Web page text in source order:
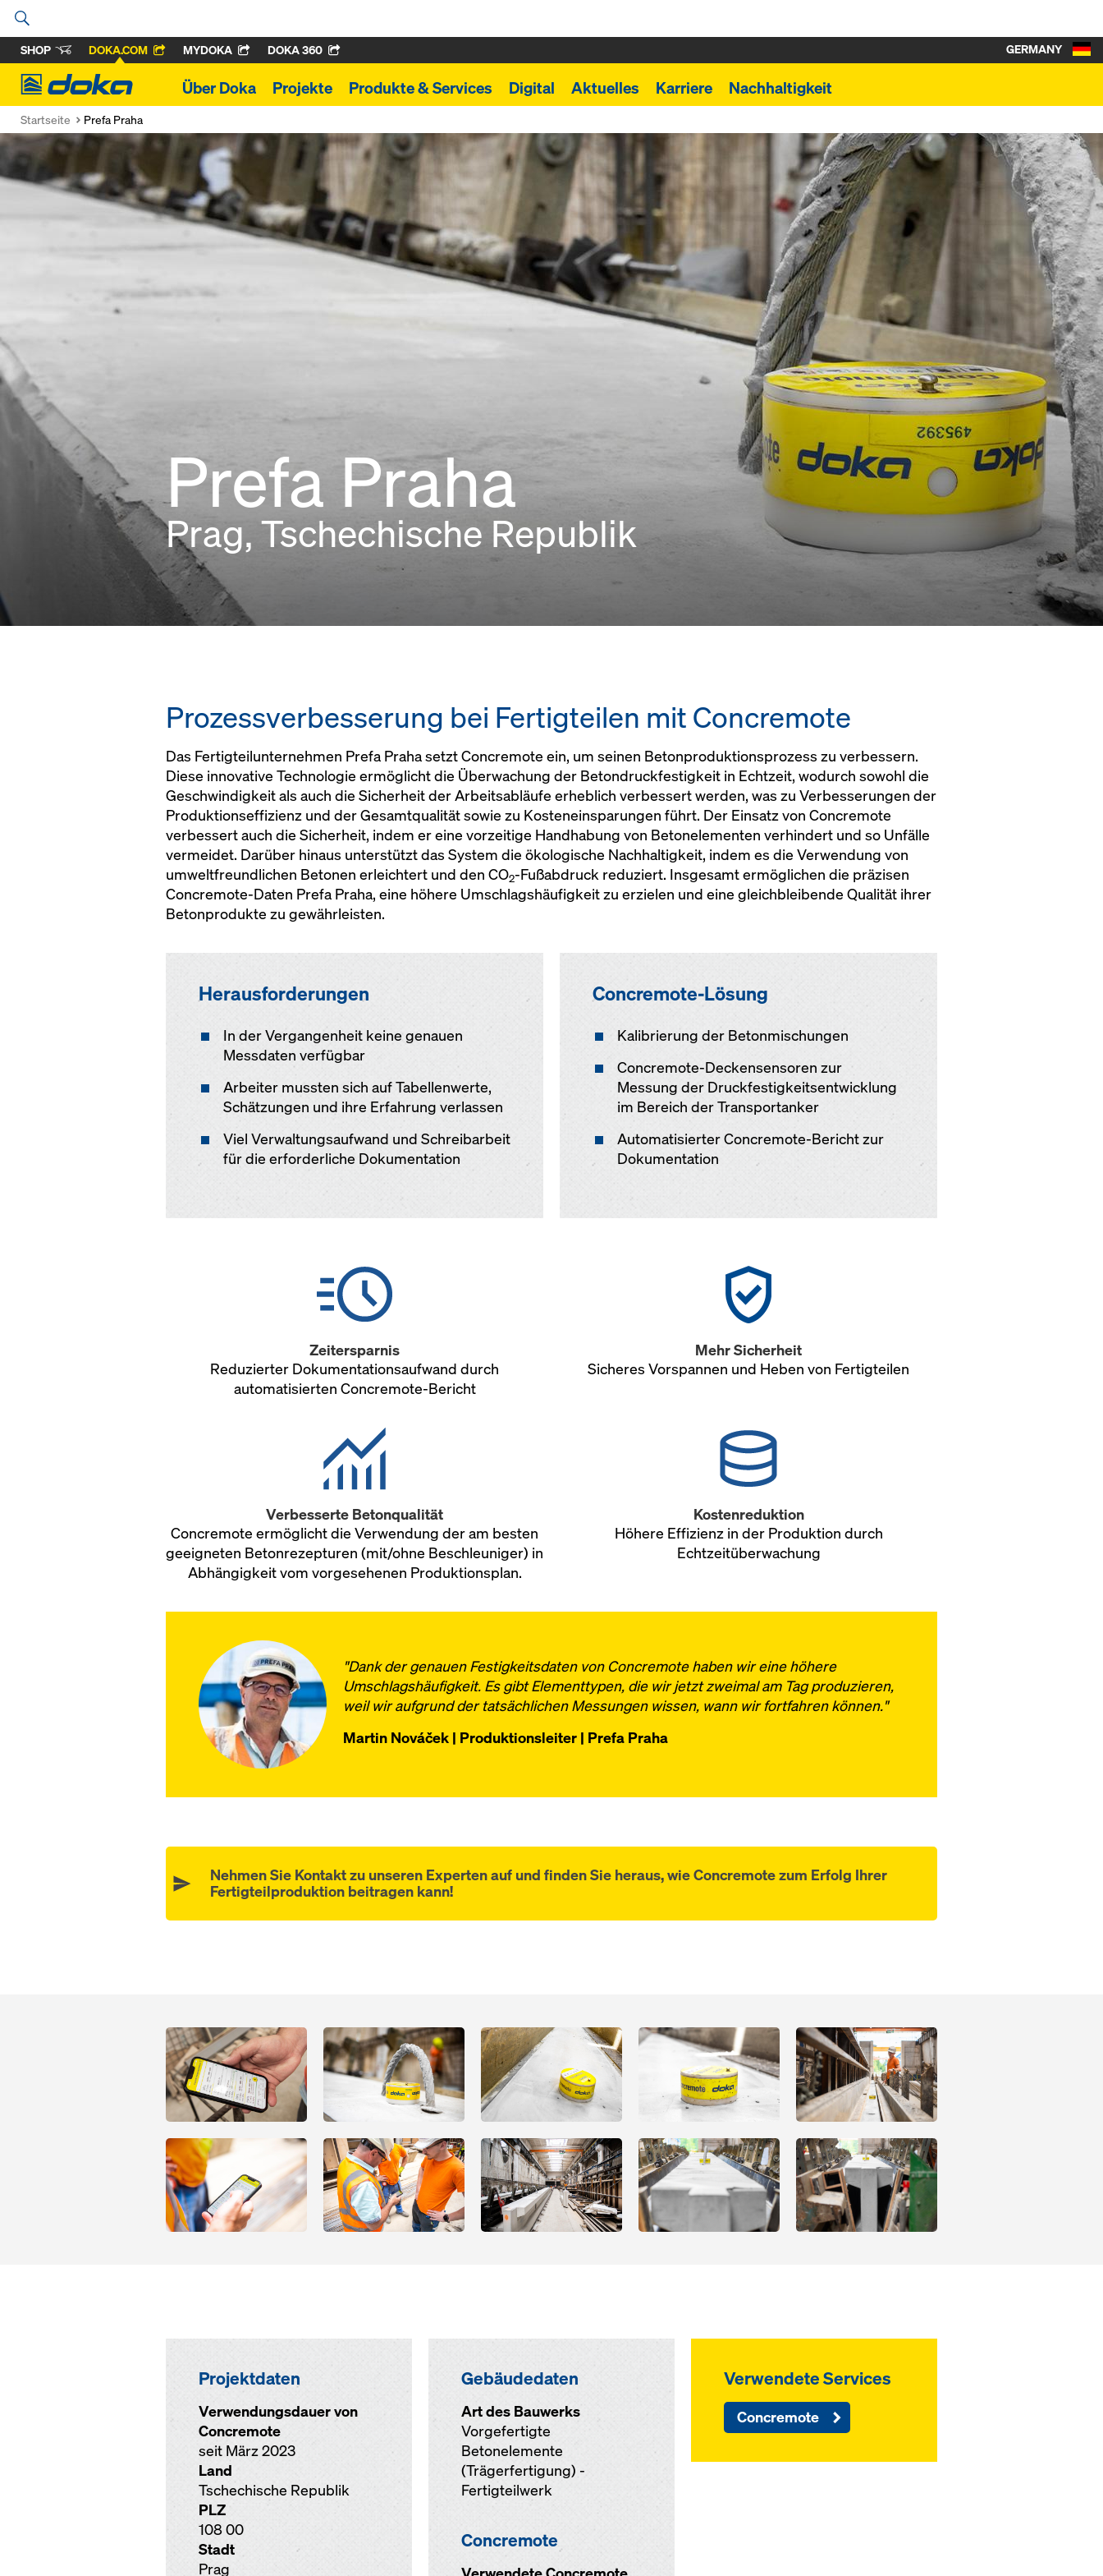
SHOP DOKA.COM MYDOKA DOKA 360
Doka
Über Doka Projekte Produkte & Services Digital Aktuelles Karriere Nachhaltigkeit
GERMANY
Startseite Prefa Praha
Prefa Praha
Prag, Tschechische Republik
Prozessverbesserung bei Fertigteilen mit Concremote
Das Fertigteilunternehmen Prefa Praha setzt Concremote ein, um seinen Betonproduktionsprozess zu verbessern.
Diese innovative Technologie ermöglicht die Überwachung der Betondruckfestigkeit in Echtzeit, wodurch sowohl die
Geschwindigkeit als auch die Sicherheit der Arbeitsabläufe erheblich verbessert werden, was zu Verbesserungen der
Produktionseffizienz und der Gesamtqualität sowie zu Kosteneinsparungen führt. Der Einsatz von Concremote
verbessert auch die Sicherheit, indem er eine vorzeitige Handhabung von Betonelementen verhindert und so Unfälle
vermeidet. Darüber hinaus unterstützt das System die ökologische Nachhaltigkeit, indem es die Verwendung von
umweltfreundlichen Betonen erleichtert und den CO2-Fußabdruck reduziert. Insgesamt ermöglichen die präzisen
Concremote-Daten Prefa Praha, eine höhere Umschlagshäufigkeit zu erzielen und eine gleichbleibende Qualität ihrer
Betonprodukte zu gewährleisten.
Herausforderungen
In der Vergangenheit keine genauen
Messdaten verfügbar
Arbeiter mussten sich auf Tabellenwerte,
Schätzungen und ihre Erfahrung verlassen
Viel Verwaltungsaufwand und Schreibarbeit
für die erforderliche Dokumentation
Concremote-Lösung
Kalibrierung der Betonmischungen
Concremote-Deckensensoren zur
Messung der Druckfestigkeitsentwicklung
im Bereich der Transportanker
Automatisierter Concremote-Bericht zur
Dokumentation
Zeitersparnis
Reduzierter Dokumentationsaufwand durch
automatisierten Concremote-Bericht
Mehr Sicherheit
Sicheres Vorspannen und Heben von Fertigteilen
Verbesserte Betonqualität
Concremote ermöglicht die Verwendung der am besten
geeigneten Betonrezepturen (mit/ohne Beschleuniger) in
Abhängigkeit vom vorgesehenen Produktionsplan.
Kostenreduktion
Höhere Effizienz in der Produktion durch
Echtzeitüberwachung
"Dank der genauen Festigkeitsdaten von Concremote haben wir eine höhere
Umschlagshäufigkeit. Es gibt Elementtypen, die wir jetzt zweimal am Tag produzieren,
weil wir aufgrund der tatsächlichen Messungen wissen, wann wir fortfahren können."
Martin Nováček | Produktionsleiter | Prefa Praha
Nehmen Sie Kontakt zu unseren Experten auf und finden Sie heraus, wie Concremote zum Erfolg Ihrer
Fertigteilproduktion beitragen kann!
Open Open Open Open Open
Open Open Open Open Open
Projektdaten
Verwendungsdauer von
Concremote
seit März 2023
Land
Tschechische Republik
PLZ
108 00
Stadt
Prag
Gebäudedaten
Art des Bauwerks
Vorgefertigte
Betonelemente
(Trägerfertigung) -
Fertigteilwerk
Concremote
Verwendete Services
Concremote